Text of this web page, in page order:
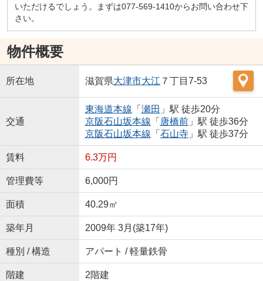
いただけるでしょう。まずは077-569-1410からお問い合わせ下
さい。
物件概要
所在地 滋賀県大津市大江 ７丁目7-53
交通
東海道本線 「 瀬田 」駅 徒歩20分
京阪石山坂本線 「 唐橋前」駅 徒歩36分
京阪石山坂本線 「 石山寺」駅 徒歩37分
賃料 6.3万円
管理費等 6,000円
面積 40.29㎡
築年月 2009年 3月(築17年)
種別 / 構造 アパート / 軽量鉄骨
階建 2階建